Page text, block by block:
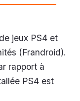
jeux PS4 et
(Frandroid).
rapport à
PS4 est